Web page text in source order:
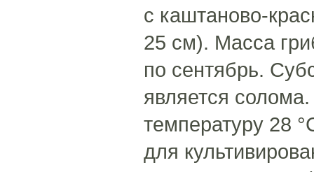
с каштаново-
25 см). Масса
по сентябрь.
является
температуру 28
для